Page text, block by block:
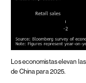
Los economistas elevan
de China para 2025.